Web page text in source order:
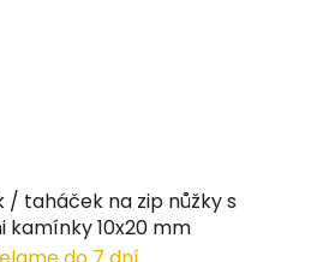
/ taháček na zip nůžky s
kamínky 10x20 mm